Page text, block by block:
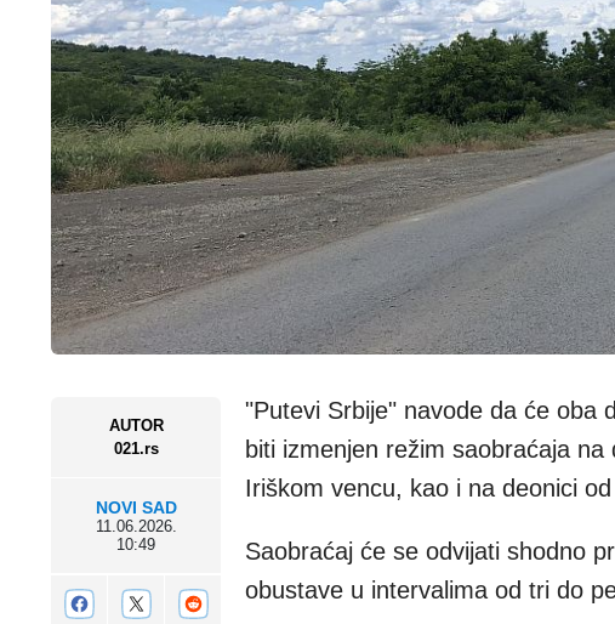
AUTOR
021.rs
NOVI SAD
11.06.2026.
10:49
"Putevi Srbije" navode da će oba
biti izmenjen režim saobraćaja
Iriškom vencu, kao i na deonici
Saobraćaj će se odvijati shodno
obustave u intervalima od tri do